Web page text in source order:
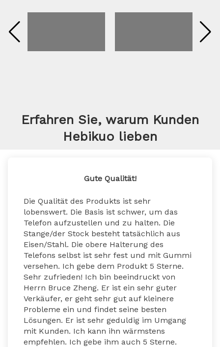
Erfahren Sie, warum Kunden
Hebikuo lieben
Gute Qualität!
Die Qualität des Produkts ist sehr
lobenswert. Die Basis ist schwer, um das
Telefon aufzustellen und zu halten. Die
Stange/der Stock besteht tatsächlich aus
Eisen/Stahl. Die obere Halterung des
Telefons selbst ist sehr fest und mit Gummi
versehen. Ich gebe dem Produkt 5 Sterne.
Sehr zufrieden! Ich bin beeindruckt von
Herrn Bruce Zheng. Er ist ein sehr guter
Verkäufer, er geht sehr gut auf kleinere
Probleme ein und findet seine besten
Lösungen. Er ist sehr geduldig im Umgang
mit Kunden. Ich kann ihn wärmstens
empfehlen. Ich gebe ihm auch 5 Sterne.